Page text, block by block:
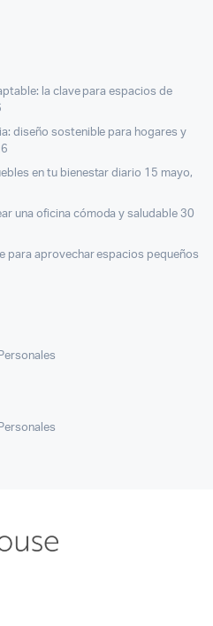
la clave para espacios de
diseño sostenible para hogares y
en tu bienestar diario 15 mayo,
una oficina cómoda y saludable 30
para aprovechar espacios pequeños